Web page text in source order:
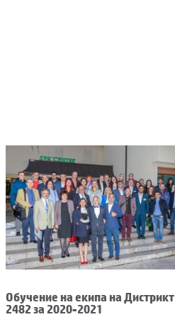
Обучение на екипа на Дистрикт
2482 за 2020-2021